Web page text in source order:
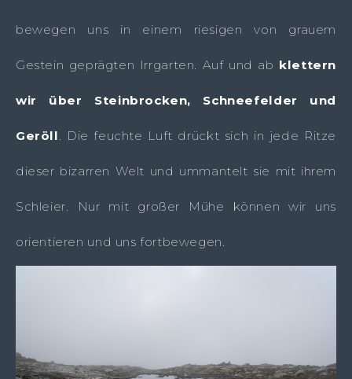
bewegen uns in einem riesigen von grauem
Gestein geprägten Irrgarten. Auf und ab klettern
wir über Steinbrocken, Schneefelder und
Geröll. Die feuchte Luft drückt sich in jede Ritze
dieser bizarren Welt und ummantelt sie mit ihrem
Schleier. Nur mit großer Mühe können wir uns
orientieren und uns fortbewegen.